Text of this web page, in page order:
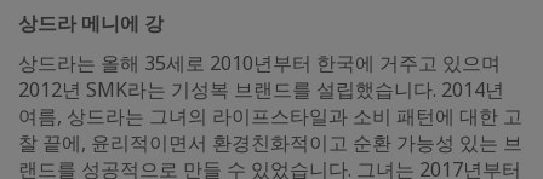
상드라 메니에 강
상드라는 올해 35세로 2010년부터 한국에 거주고 있으며
2012년 SMK라는 기성복 브랜드를 설립했습니다. 2014년
여름, 상드라는 그녀의 라이프스타일과 소비 패턴에 대한 고
찰 끝에, 윤리적이면서 환경친화적이고 순환 가능성 있는 브
랜드를 성공적으로 만들 수 있었습니다. 그녀는 2017년부터